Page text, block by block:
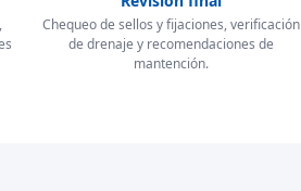
Chequeo de sellos y fijaciones, verificación
de drenaje y recomendaciones de
mantención.